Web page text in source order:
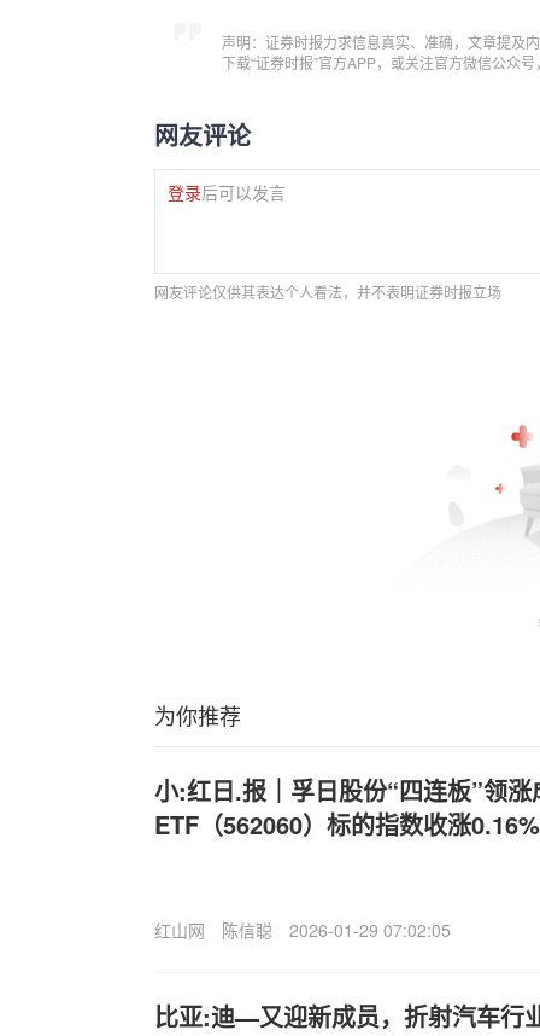
声明：证券时报力求信息真实、准确，文章提及
下载“证券时报”官方APP，或关注官方微信公众
网友评论
登录后可以发言
网友评论仅供其表达个人看法，并不表明证券时报立场
为你推荐
小:红日.报｜孚日股份“四连板”领
ETF（562060）标的指数收涨0.16%
红山网 陈信聪 2026-01-29 07:02:05
比亚:迪—又迎新成员，折射汽车行